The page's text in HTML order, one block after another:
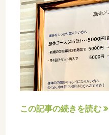
この記事の続きを読む